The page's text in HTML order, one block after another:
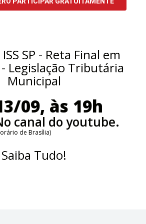
SP - Reta Final em
Legislação Tributária
Municipal
09, às 19h
canal do youtube.
de Brasília)
Saiba Tudo!